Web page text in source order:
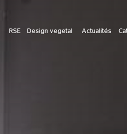
RSE Design vegetal Actualités